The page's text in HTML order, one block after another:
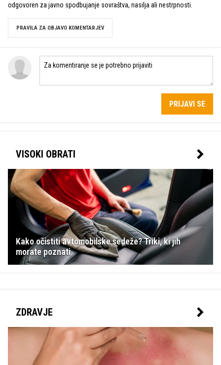
odgovoren za javno spodbujanje sovraštva, nasilja ali nestrpnosti.
PRAVILA ZA OBJAVO KOMENTARJEV
PRIJAVI SE
VISOKI OBRATI
Kako očistiti avtomobilske sedeže? Triki, ki jih
morate poznati
ZDRAVJE